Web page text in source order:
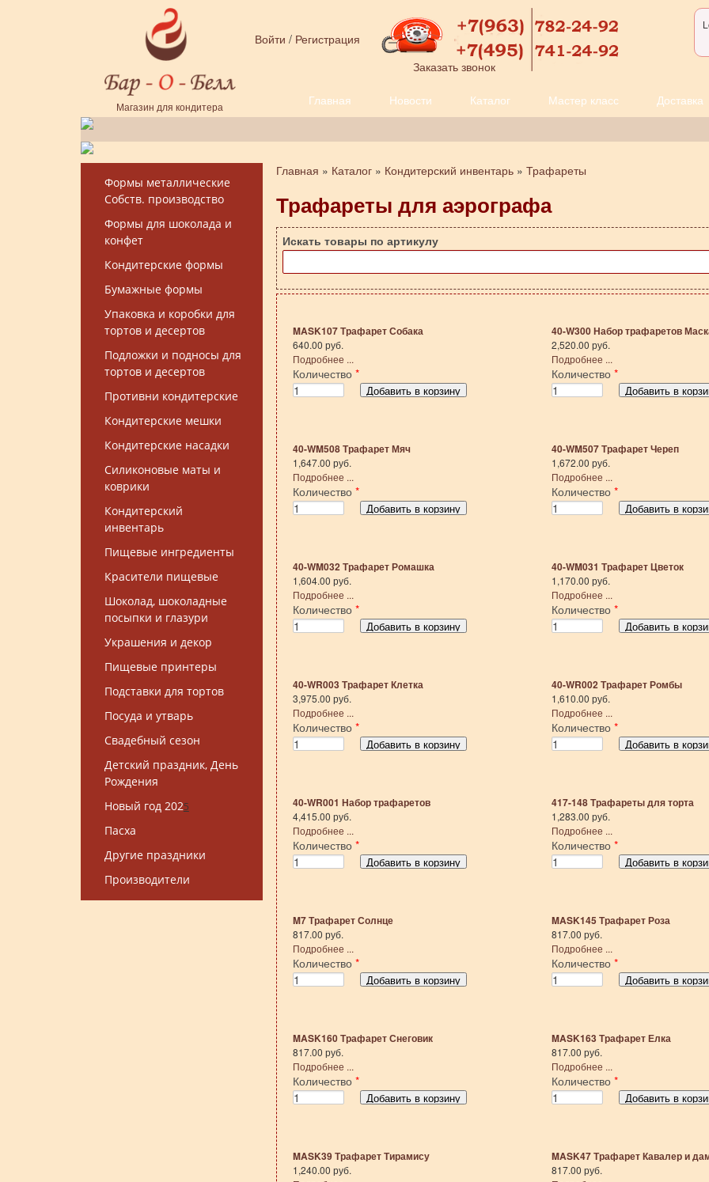
Перейти к основному содержанию
Магазин для кондитера
Войти / Регистрация
Заказать звонок
Главная Новости Каталог Мастер класс Доставка
Форма поиска
Формы металлические
Собств. производство
Формы для шоколада и
конфет
Кондитерские формы
Бумажные формы
Упаковка и коробки для
тортов и десертов
Подложки и подносы для
тортов и десертов
Противни кондитерские
Кондитерские мешки
Кондитерские насадки
Силиконовые маты и
коврики
Кондитерский
инвентарь
Пищевые ингредиенты
Красители пищевые
Шоколад, шоколадные
посыпки и глазури
Украшения и декор
Пищевые принтеры
Подставки для тортов
Посуда и утварь
Свадебный сезон
Детский праздник, День
Рождения
Новый год 2025
Пасха
Другие праздники
Производители
Вы здесь
Главная » Каталог » Кондитерский инвентарь » Трафареты
Трафареты для аэрографа
Искать товары по артикулу
MASK107 Трафарет Собака
640.00 руб.
Подробнее ...
Количество *
40-W300 Набор трафаретов
2,520.00 руб.
Подробнее ...
Количество *
40-WM508 Трафарет Мяч
1,647.00 руб.
Подробнее ...
Количество *
40-WM507 Трафарет Череп
1,672.00 руб.
Подробнее ...
Количество *
40-WM032 Трафарет Ромашка
1,604.00 руб.
Подробнее ...
Количество *
40-WM031 Трафарет Цветок
1,170.00 руб.
Подробнее ...
Количество *
40-WR003 Трафарет Клетка
3,975.00 руб.
Подробнее ...
Количество *
40-WR002 Трафарет Ромбы
1,610.00 руб.
Подробнее ...
Количество *
40-WR001 Набор трафаретов
4,415.00 руб.
Подробнее ...
Количество *
417-148 Трафареты для торта
1,283.00 руб.
Подробнее ...
Количество *
M7 Трафарет Солнце
817.00 руб.
Подробнее ...
Количество *
MASK145 Трафарет Роза
817.00 руб.
Подробнее ...
Количество *
MASK160 Трафарет Снеговик
817.00 руб.
Подробнее ...
Количество *
MASK163 Трафарет Елка
817.00 руб.
Подробнее ...
Количество *
MASK39 Трафарет Тирамису
1,240.00 руб.
MASK47 Трафарет Кавалер и
817.00 руб.